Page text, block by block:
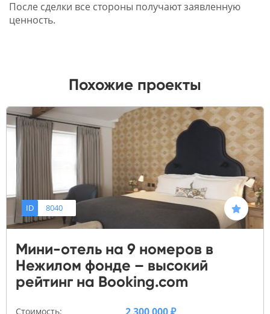
После сделки все стороны получают заявленную
ценность.
Похожие проекты
ID 8040
Мини-отель на 9 номеров в
Нежилом фонде – высокий
рейтинг на Booking.com
Стоимость: